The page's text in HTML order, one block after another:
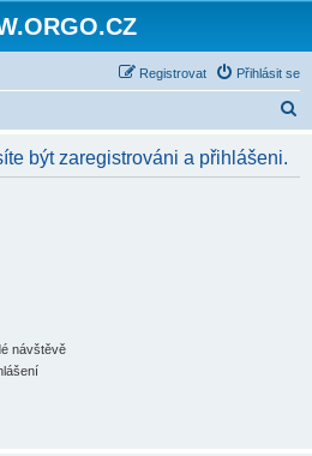
Přihlásit se
Registrovat
být zaregistrováni a přihlášeni.
návštěvě